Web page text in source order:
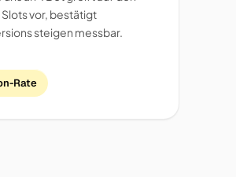
vor, bestätigt
steigen messbar.
Rate